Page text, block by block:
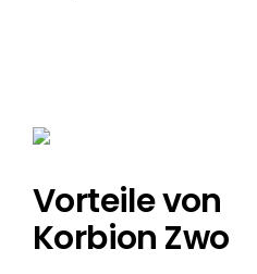
Vorteile von
Korbion Zwo